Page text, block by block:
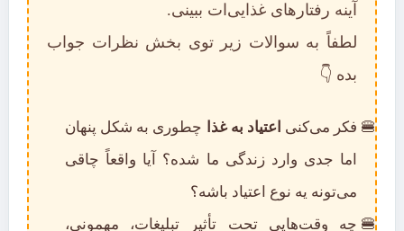
آینه رفتارهای غذایی‌ات ببینی.
لطفاً به سوالات زیر توی بخش نظرات جواب
بده 👇
فکر می‌کنی اعتیاد به غذا
چطوری به شکل پنهان
اما جدی وارد زندگی ما شده؟ آیا واقعاً چاقی
می‌تونه یه نوع اعتیاد باشه؟
چه وقت‌هایی تحت تأثیر تبلیغات، مهمونی،